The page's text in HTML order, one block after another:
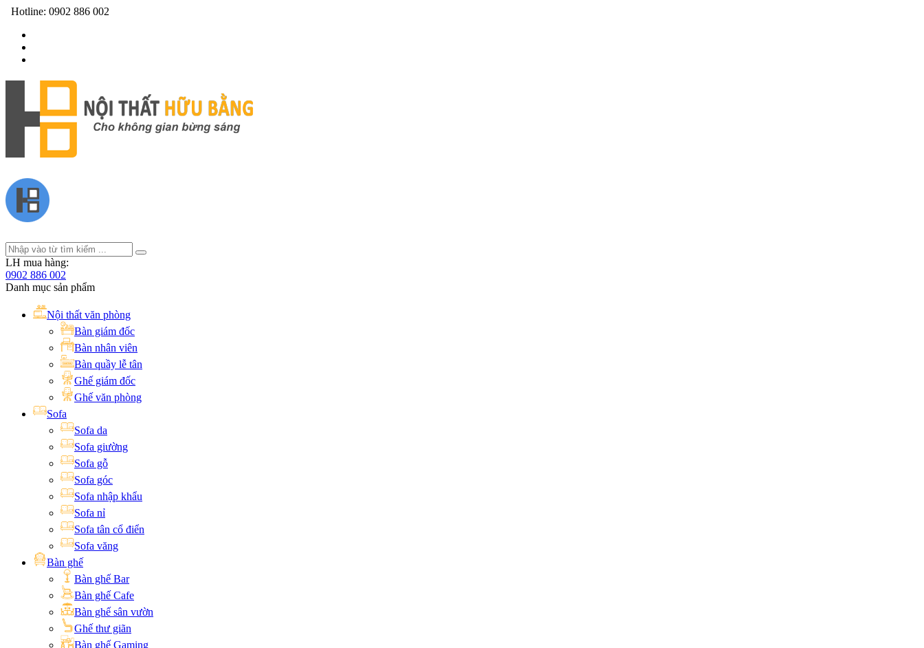
Hotline: 0902 886 002
LH mua hàng:
0902 886 002
Danh mục sản phẩm
Nội thất văn phòng
Bàn giám đốc
Bàn nhân viên
Bàn quầy lễ tân
Ghế giám đốc
Ghế văn phòng
Sofa
Sofa da
Sofa giường
Sofa gỗ
Sofa góc
Sofa nhập khẩu
Sofa nỉ
Sofa tân cổ điển
Sofa văng
Bàn ghế
Bàn ghế Bar
Bàn ghế Cafe
Bàn ghế sân vườn
Ghế thư giãn
Bàn ghế Gaming